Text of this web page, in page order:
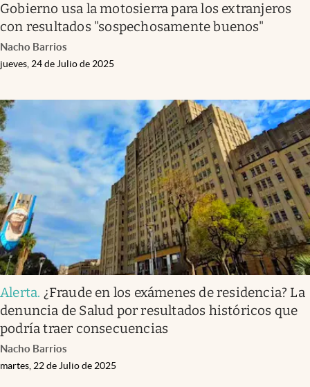
Gobierno usa la motosierra para los extranjeros
con resultados "sospechosamente buenos"
Nacho Barrios
jueves, 24 de Julio de 2025
Alerta. ¿Fraude en los exámenes de residencia? La
denuncia de Salud por resultados históricos que
podría traer consecuencias
Nacho Barrios
martes, 22 de Julio de 2025